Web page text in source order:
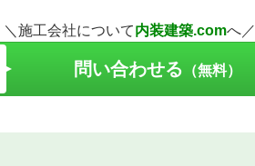
＼施工会社について内装建築.comへ／
問い合わせる （無料）